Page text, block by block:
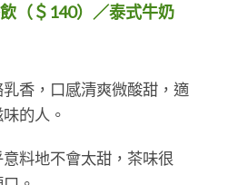
（＄140）／泰式牛奶
香，口感清爽微酸甜，適
的人。
料地不會太甜，茶味很